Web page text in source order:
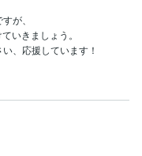
が、
いきましょう。
、応援しています！